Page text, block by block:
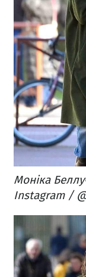
Моніка
Instagram /